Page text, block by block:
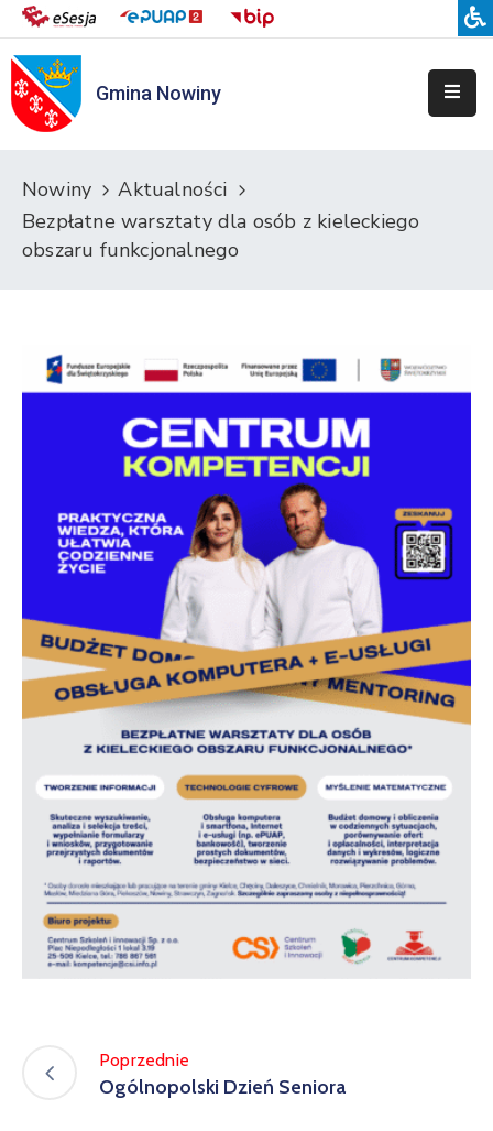
Gmina Nowiny
Liceum
Sportowe
Samorządowe
w
Nowinach
Nowinach
Integracyjnych
Kowali
Oświatowych
w
Bolechowicach
Nowiny
Aktualności
Bezpłatne warsztaty dla osób z kieleckiego
obszaru funkcjonalnego
Poprzednie
Ogólnopolski Dzień Seniora